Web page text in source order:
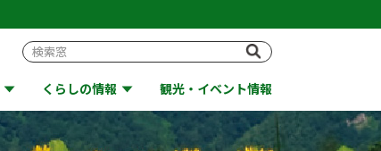
くらしの情報 観光・イベント情報